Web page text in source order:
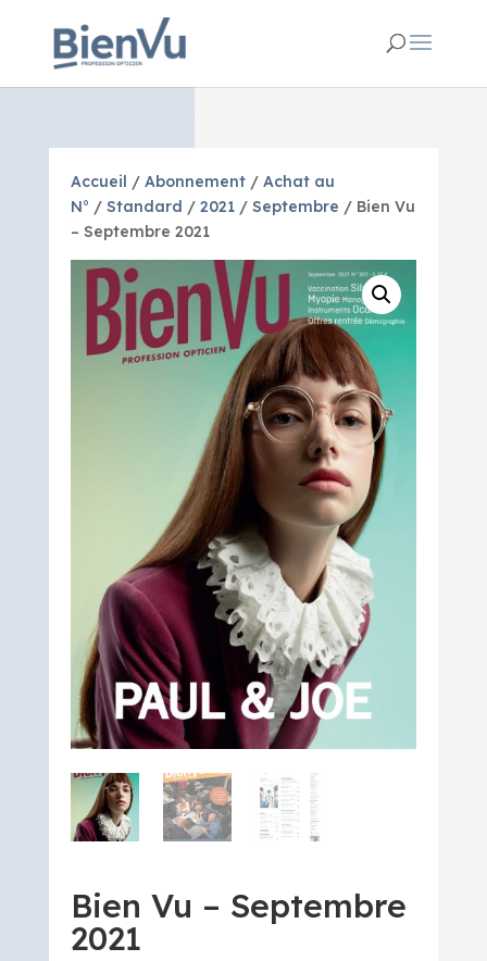
Accueil / Abonnement/ Achat au
N° / Standard / 2021/ Septembre / Bien Vu
– Septembre 2021
Bien Vu – Septembre
2021